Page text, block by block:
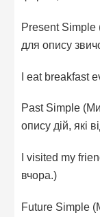
Present Simple
для опису
I eat breakfast
Past Simple
опису дій, які
I visited my
вчора.)
Future Simple